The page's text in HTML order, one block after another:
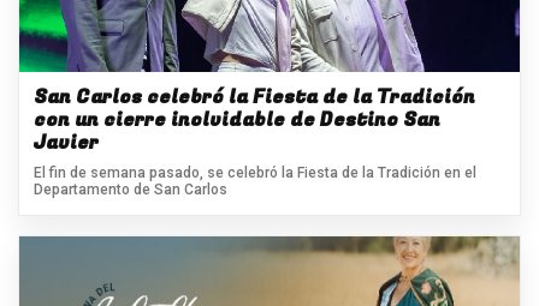
San Carlos celebró la Fiesta de la Tradición
con un cierre inolvidable de Destino San
Javier
El fin de semana pasado, se celebró la Fiesta de la Tradición en el
Departamento de San Carlos